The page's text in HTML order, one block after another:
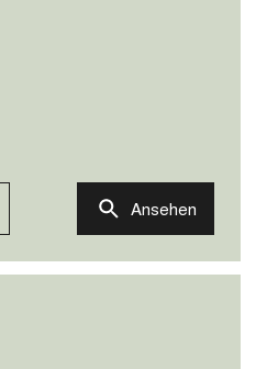
Ansehen